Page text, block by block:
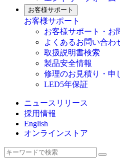
お客様サポート
お客様サポート
お客様サポート・お
よくあるお問い合わ
取扱説明書検索
製品安全情報
修理のお見積り・申
LED5年保証
ニュースリリース
採用情報
English
オンラインストア